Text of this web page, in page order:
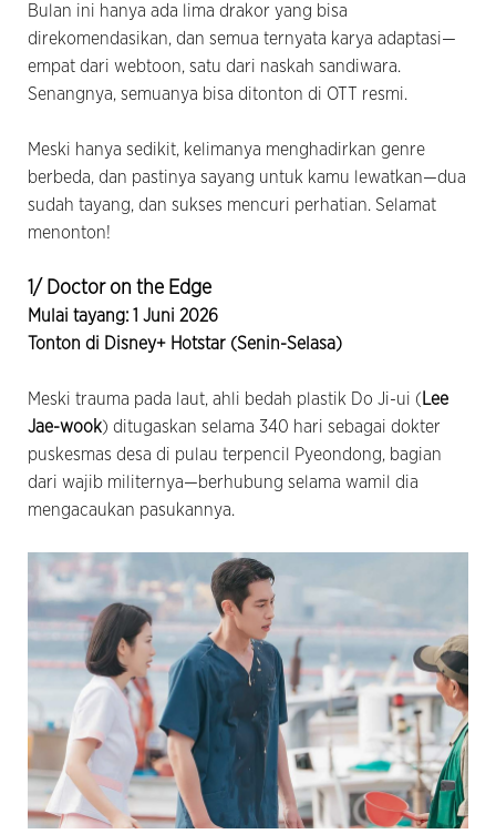
Bulan ini hanya ada lima drakor yang bisa
direkomendasikan, dan semua ternyata karya adaptasi—
empat dari webtoon, satu dari naskah sandiwara.
Senangnya, semuanya bisa ditonton di OTT resmi.
Meski hanya sedikit, kelimanya menghadirkan genre
berbeda, dan pastinya sayang untuk kamu lewatkan—dua
sudah tayang, dan sukses mencuri perhatian. Selamat
menonton!
1/ Doctor on the Edge
Mulai tayang: 1 Juni 2026
Tonton di Disney+ Hotstar (Senin-Selasa)
Meski trauma pada laut, ahli bedah plastik Do Ji-ui ( Lee
Jae-wook) ditugaskan selama 340 hari sebagai dokter
puskesmas desa di pulau terpencil Pyeondong, bagian
dari wajib militernya—berhubung selama wamil dia
mengacaukan pasukannya.